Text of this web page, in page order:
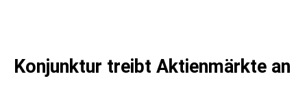
Konjunktur treibt Aktienmärkte an